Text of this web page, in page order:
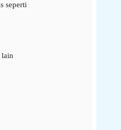
seperti
lain